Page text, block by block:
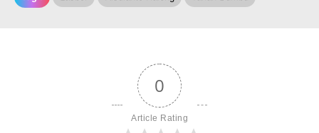
0
Article Rating